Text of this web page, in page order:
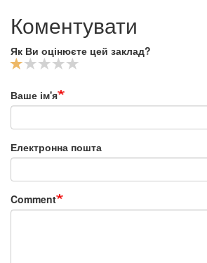
Коментувати
Як Ви оцінюєте цей заклад?
Ваше ім'я
Електронна пошта
Comment